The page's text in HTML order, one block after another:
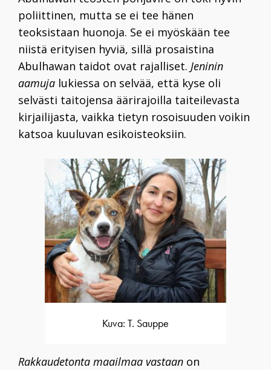
poliittinen, mutta se ei tee hänen
teoksistaan huonoja. Se ei myöskään tee
niistä erityisen hyviä, sillä prosaistina
Abulhawan taidot ovat rajalliset. Jeninin
aamuja lukiessa on selvää, että kyse oli
selvästi taitojensa äärirajoilla taiteilevasta
kirjailijasta, vaikka tietyn rosoisuuden voikin
katsoa kuuluvan esikoisteoksiin.
Kuva: T. Sauppe
Rakkaudetonta maailmaa vastaan on